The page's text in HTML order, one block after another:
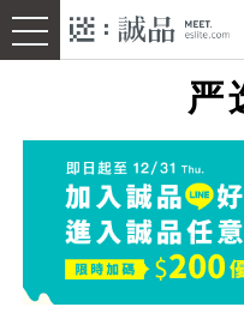
严